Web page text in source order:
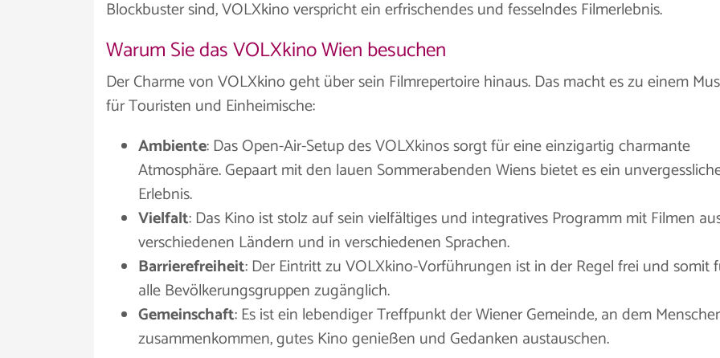
Blockbuster sind, VOLXkino verspricht ein erfrischendes und fesselndes Filmerlebnis.
Warum Sie das VOLXkino Wien besuchen
Der Charme von VOLXkino geht über sein Filmrepertoire hinaus. Das macht es zu einem
für Touristen und Einheimische:
Ambiente: Das Open-Air-Setup des VOLXkinos sorgt für eine einzigartig charmante
Atmosphäre. Gepaart mit den lauen Sommerabenden Wiens bietet es ein
Erlebnis.
Vielfalt: Das Kino ist stolz auf sein vielfältiges und integratives Programm mit Filmen
verschiedenen Ländern und in verschiedenen Sprachen.
Barrierefreiheit: Der Eintritt zu VOLXkino-Vorführungen ist in der Regel frei und somit
alle Bevölkerungsgruppen zugänglich.
Gemeinschaft: Es ist ein lebendiger Treffpunkt der Wiener Gemeinde, an dem
zusammenkommen, gutes Kino genießen und Gedanken austauschen.